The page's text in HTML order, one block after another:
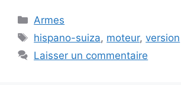
Catégories
Armes
Étiquettes
hispano-suiza, moteur,version
Laisser un commentaire